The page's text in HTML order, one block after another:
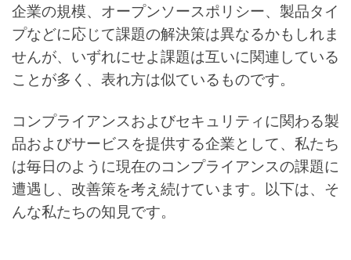
企業の規模、オープンソースポリシー、製品タイ
プなどに応じて課題の解決策は異なるかもしれま
せんが、いずれにせよ課題は互いに関連している
ことが多く、表れ方は似ているものです。
コンプライアンスおよびセキュリティに関わる製
品およびサービスを提供する企業として、私たち
は毎日のように現在のコンプライアンスの課題に
遭遇し、改善策を考え続けています。以下は、そ
んな私たちの知見です。